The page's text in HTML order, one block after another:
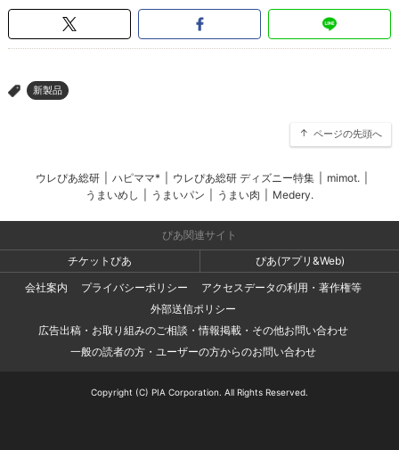
> 新製品
ページの先頭へ
ウレぴあ総研 ハピママ* ウレぴあ総研 ディズニー特集 mimot.
うまいめし
うまいパン うまい肉 Medery.
ぴあ関連サイト
チケットぴあ
ぴあ(アプリ&Web)
会社案内
プライバシーポリシー
アクセスデータの利用・著作権等
外部送信ポリシー
広告出稿・お取り組みのご相談・情報掲載・その他お問い合わせ
一般の読者の方・ユーザーの方からのお問い合わせ
Copyright (C) PIA Corporation. All Rights Reserved.